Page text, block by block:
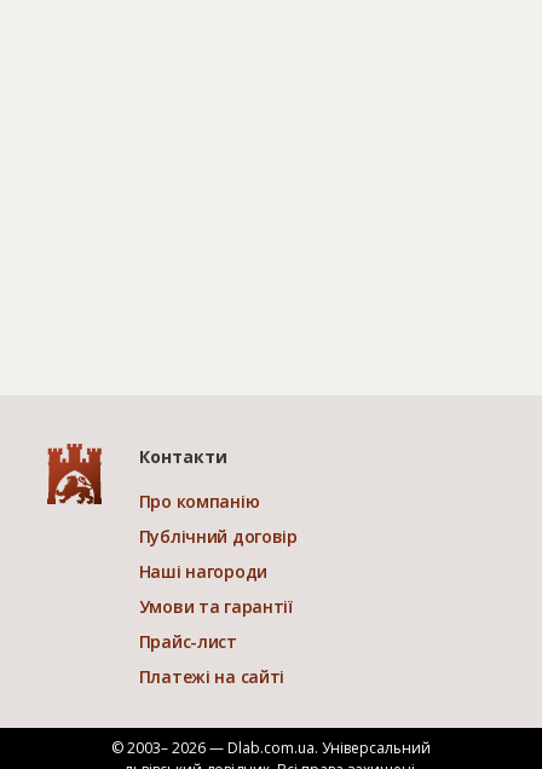
Контакти
Про компанію
Публічний договір
Наші нагороди
Умови та гарантії
Прайс-лист
Платежі на сайті
© 2003– 2026 — Dlab.com.ua. Універсальний